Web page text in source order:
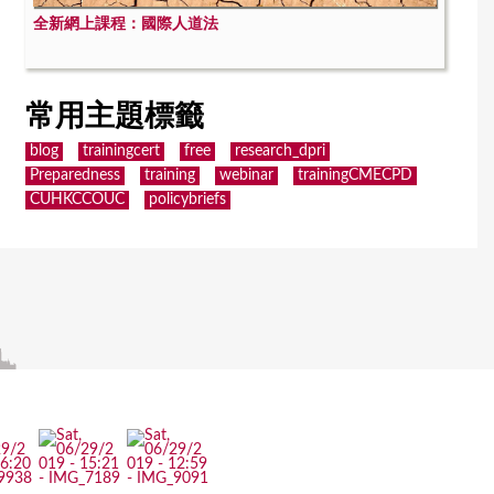
全新網上課程：國際人道法
常用主題標籤
blog trainingcert free
research_dpri
Preparedness
training webinar
trainingCMECPD
CUHKCCOUC
policybriefs